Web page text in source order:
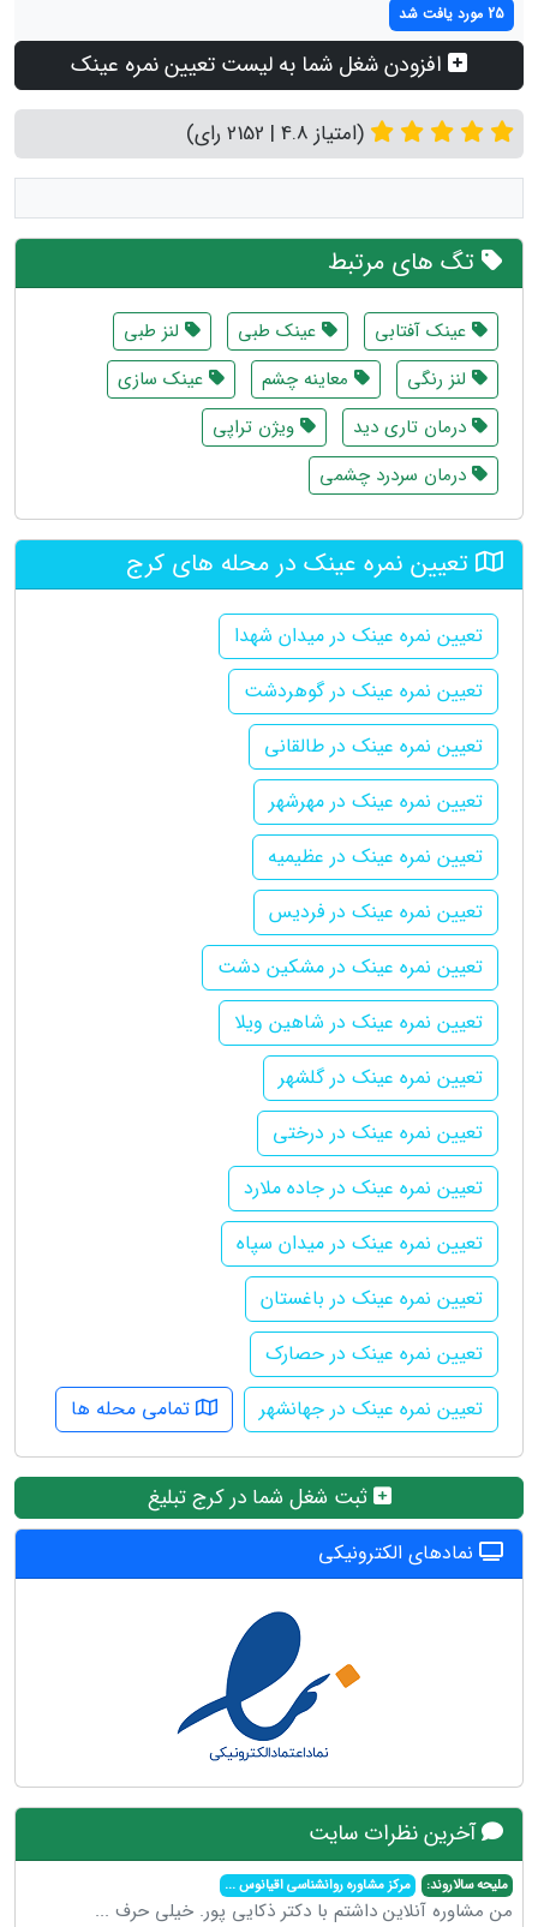
25 مورد یافت شد
افزودن شغل شما به لیست تعیین نمره عینک
(امتیاز 4.8 | 2152 رای)
تگ های مرتبط
عینک آفتابی عینک طبی
لنز طبی
لنز رنگی
معاینه چشم
عینک سازی
درمان تاری دید
ویژن تراپی
درمان سردرد چشمی
تعیین نمره عینک در محله های کرج
تعیین نمره عینک در میدان شهدا
تعیین نمره عینک در گوهردشت
تعیین نمره عینک در طالقانی
تعیین نمره عینک در مهرشهر
تعیین نمره عینک در عظیمیه
تعیین نمره عینک در فردیس
تعیین نمره عینک در مشکین دشت
تعیین نمره عینک در شاهین ویلا
تعیین نمره عینک در گلشهر
تعیین نمره عینک در درختی
تعیین نمره عینک در جاده ملارد
تعیین نمره عینک در میدان سپاه
تعیین نمره عینک در باغستان
تعیین نمره عینک در حصارک
تعیین نمره عینک در جهانشهر
تمامی محله ها
ثبت شغل شما در کرج تبلیغ
نمادهای الکترونیکی
آخرین نظرات سایت
ملیحه سالاروند: مرکز مشاوره روانشناسی اقیانوس...
من مشاوره آنلاین داشتم با دکتر ذکایی پور. خیلی حرف ...